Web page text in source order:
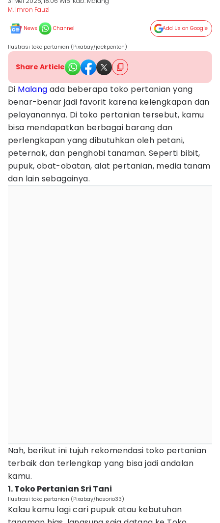
M. Imron Fauzi
News Channel Add Us on Google
Ilustrasi toko pertanian (Pixabay/jackpenton)
Share Article
Di Malang ada beberapa toko pertanian yang
benar-benar jadi favorit karena kelengkapan dan
pelayanannya. Di toko pertanian tersebut, kamu
bisa mendapatkan berbagai barang dan
perlengkapan yang dibutuhkan oleh petani,
peternak, dan penghobi tanaman. Seperti bibit,
pupuk, obat-obatan, alat pertanian, media tanam
dan lain sebagainya.
Nah, berikut ini tujuh rekomendasi toko pertanian
terbaik dan terlengkap yang bisa jadi andalan
kamu.
1. Toko Pertanian Sri Tani
Ilustrasi toko pertanian (Pixabay/hosorio33)
Kalau kamu lagi cari pupuk atau kebutuhan